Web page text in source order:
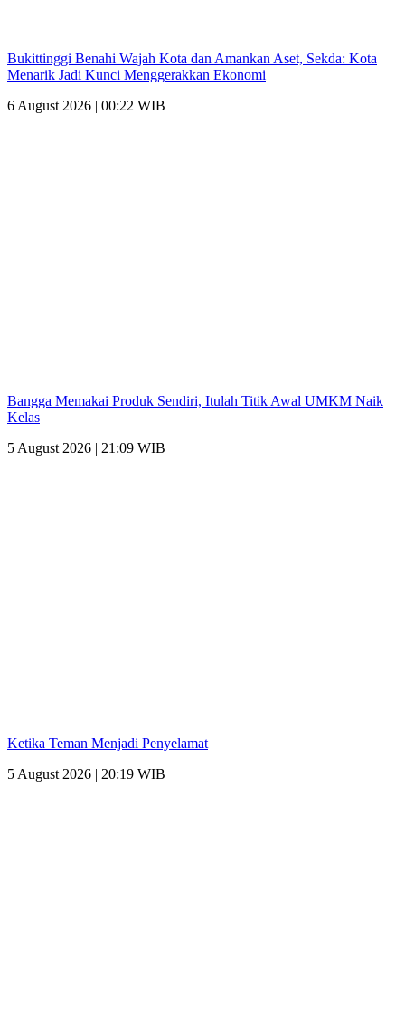
Bukittinggi Benahi Wajah Kota dan Amankan Aset, Sekda: Kota
Menarik Jadi Kunci Menggerakkan Ekonomi
6 August 2026 | 00:22 WIB
Bangga Memakai Produk Sendiri, Itulah Titik Awal UMKM Naik
Kelas
5 August 2026 | 21:09 WIB
Ketika Teman Menjadi Penyelamat
5 August 2026 | 20:19 WIB